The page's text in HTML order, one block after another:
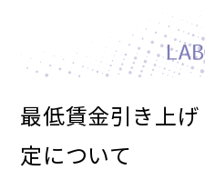
最低賃金引き上
定について